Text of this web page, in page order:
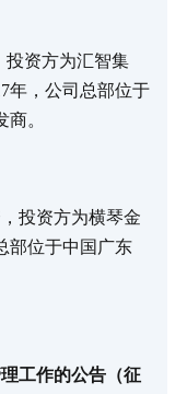
投资方为汇智集
年，公司总部位于
。
投资方为横琴金
部位于中国广东
工作的公告（征